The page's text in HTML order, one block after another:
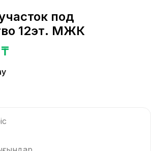
под
12эт. МЖК